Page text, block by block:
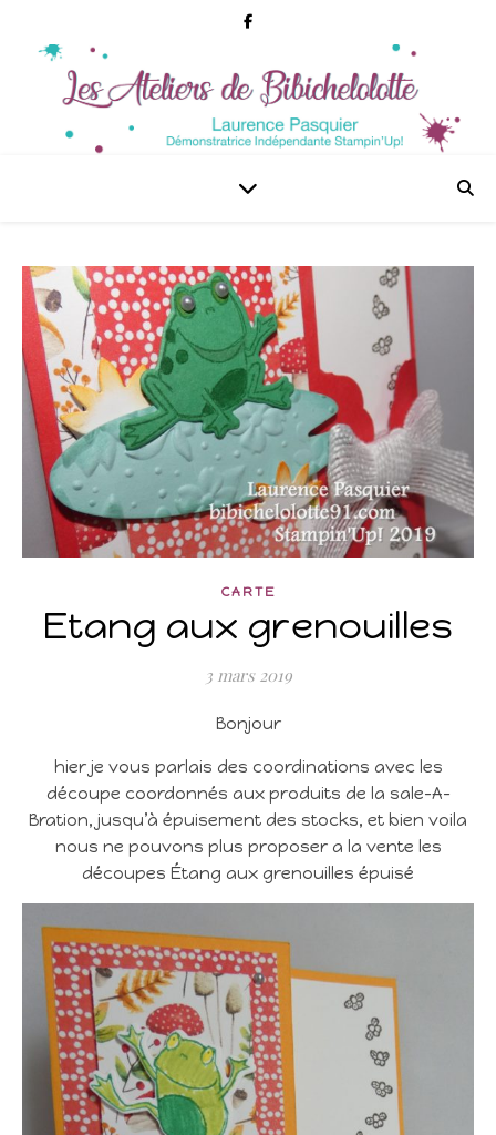
CARTE
Etang aux grenouilles
3 mars 2019
Bonjour
hier je vous parlais des coordinations avec les
découpe coordonnés aux produits de la sale-A-
Bration, jusqu’à épuisement des stocks, et bien voila
nous ne pouvons plus proposer a la vente les
découpes Étang aux grenouilles épuisé